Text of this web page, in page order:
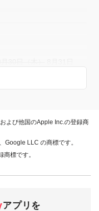
残高、ヤフーカー
お支払いをしていただい
ボーナスを付与しま
よび他国のApple Inc.の登録商
Google LLC の商標です。
商標です。
アプリを